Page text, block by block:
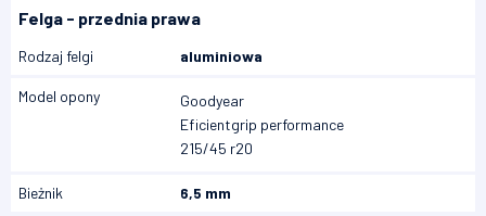
Felga - przednia prawa
Rodzaj felgi aluminiowa
Model opony
Goodyear
Eficientgrip performance
215/45 r20
Bieżnik 6,5 mm